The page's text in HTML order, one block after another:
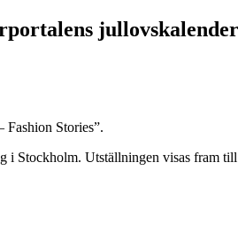
jullovskalender
Fashion Stories”.
Stockholm. Utställningen visas fram